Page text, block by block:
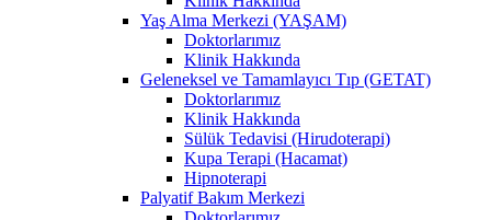
Yaş Alma Merkezi (YAŞAM)
Doktorlarımız
Klinik Hakkında
Geleneksel ve Tamamlayıcı Tıp (GETAT)
Doktorlarımız
Klinik Hakkında
Sülük Tedavisi (Hirudoterapi)
Kupa Terapi (Hacamat)
Hipnoterapi
Palyatif Bakım Merkezi